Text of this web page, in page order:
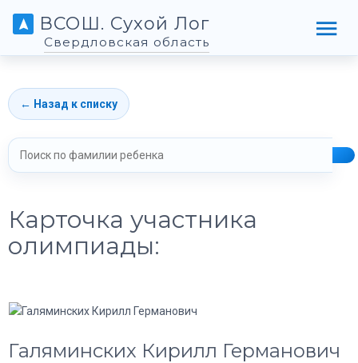
ВСОШ. Сухой Лог
Свердловская область
← Назад к списку
Карточка участника
олимпиады:
Галяминских Кирилл Германович